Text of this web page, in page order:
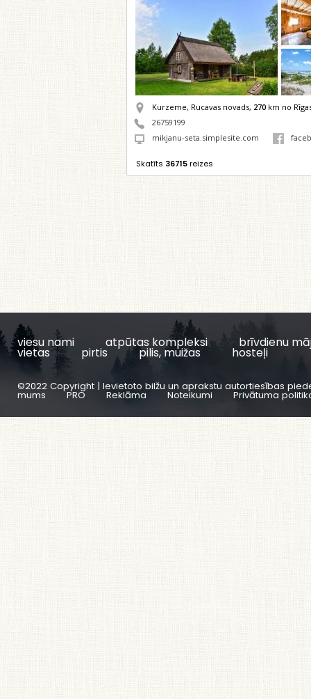
Kurzeme, Rucavas novads, 270 km no
26759199
mikjanu-seta.simplesite.com
Skatīts 36715reizes
viesu nami atpūtas kompleksi brīvdienu
vietas pirtis pilis, muižas hosteļi
©2022 Copyright | Ievietoto bilžu un aprakstu autortiesības
mums PRO Reklāma Noteikumi Privātuma